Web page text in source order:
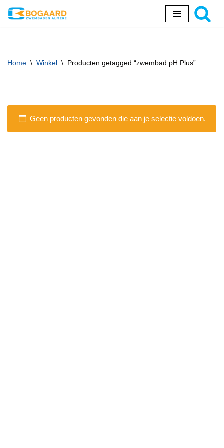
inhoud
Home \ Winkel \ Producten getagged “zwembad pH Plus”
Geen producten gevonden die aan je selectie voldoen.